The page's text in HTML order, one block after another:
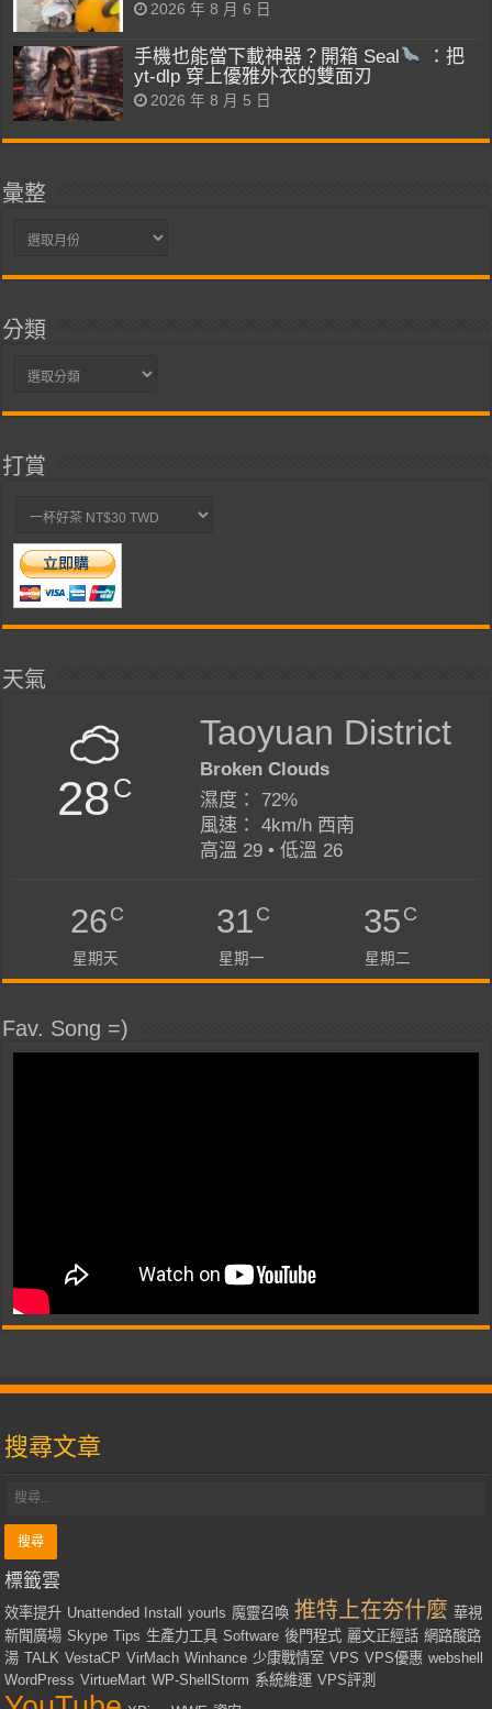
2026 年 8 月 6 日
手機也能當下載神器？開箱 Seal
：把
yt-dlp 穿上優雅外衣的雙面刃
2026 年 8 月 5 日
彙整
彙
分類
分
打賞
天氣
28C
Taoyuan District
Broken Clouds
濕度： 72%
風速： 4km/h 西南
高溫 29 • 低溫 26
26C
星期天
31C
星期一
35C
星期二
Fav. Song =)
搜尋文章
標籤雲
效率提升 Unattended Install yourls 魔靈召喚 推特上在夯什麼 華視
新聞廣場 Skype Tips 生產力工具 Software 後門程式 麗文正經話 網路酸路
湯 TALK VestaCP VirMach Winhance 少康戰情室 VPS VPS優惠 webshell
WordPress VirtueMart WP-ShellStorm 系統維運 VPS評測